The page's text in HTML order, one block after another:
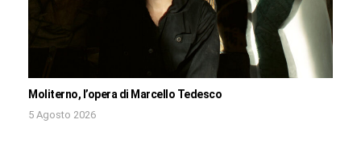
Moliterno, l’opera di Marcello Tedesco
5 Agosto 2026